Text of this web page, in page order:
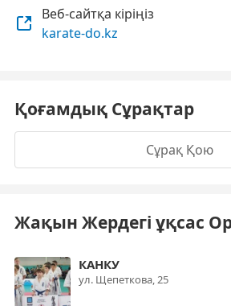
Веб-сайтқа кіріңіз
karate-do.kz
Қоғамдық Сұрақтар
Сұрақ Қою
Жақын Жердегі ұқсас
КАНКУ
ул. Щепеткова, 25